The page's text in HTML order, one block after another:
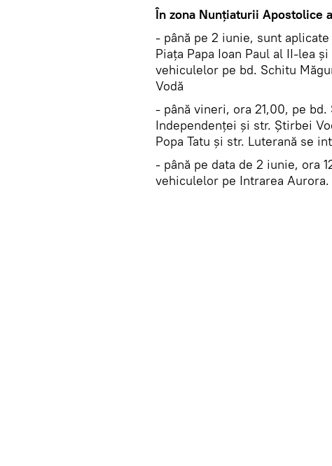
În zona Nunţiaturii Apostolice
- până pe 2 iunie, sunt
Piaţa Papa Ioan Paul al II-lea
vehiculelor pe bd. Schitu
Vodă
- până vineri, ora 21,00, pe
Independenţei şi str. Ştirbei
Popa Tatu şi str. Luterană se
- până pe data de 2 iunie, ora
vehiculelor pe Intrarea Aurora.